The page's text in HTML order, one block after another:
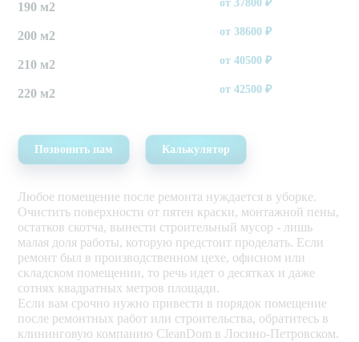
190 м2 от37800 ₽
200 м2 от38600 ₽
210 м2 от40500 ₽
220 м2 от42500 ₽
Позвонить нам Калькулятор
Любое помещение после ремонта нуждается в уборке.
Очистить поверхности от пятен краски, монтажной пены,
остатков скотча, вынести строительный мусор - лишь
малая доля работы, которую предстоит проделать. Если
ремонт был в производственном цехе, офисном или
складском помещении, то речь идет о десятках и даже
сотнях квадратных метров площади.
Если вам срочно нужно привести в порядок помещение
после ремонтных работ или строительства, обратитесь в
клининговую компанию CleanDom в Лосино-Петровском.